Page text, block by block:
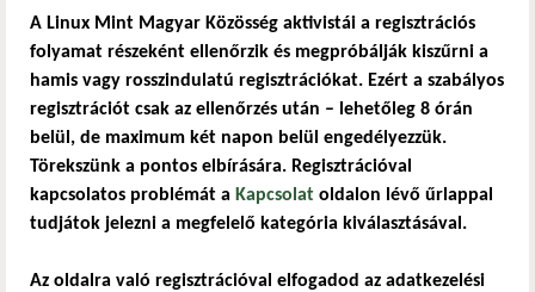
A Linux Mint Magyar Közösség aktivistái a regisztrációs
folyamat részeként ellenőrzik és megpróbálják kiszűrni a
hamis vagy rosszindulatú regisztrációkat. Ezért a szabályos
regisztrációt csak az ellenőrzés után – lehetőleg 8 órán
belül, de maximum két napon belül engedélyezzük.
Törekszünk a pontos elbírására. Regisztrációval
kapcsolatos problémát a Kapcsolat oldalon lévő űrlappal
tudjátok jelezni a megfelelő kategória kiválasztásával.
Az oldalra való regisztrációval elfogadod az adatkezelési